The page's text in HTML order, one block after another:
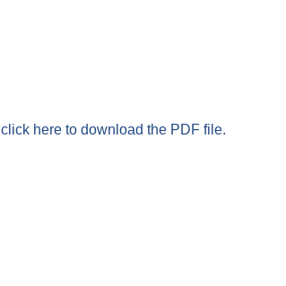
click here to download the PDF file.